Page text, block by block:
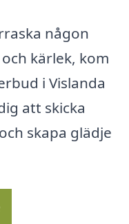
någon
kärlek, kom
i Vislanda
att skicka
skapa glädje